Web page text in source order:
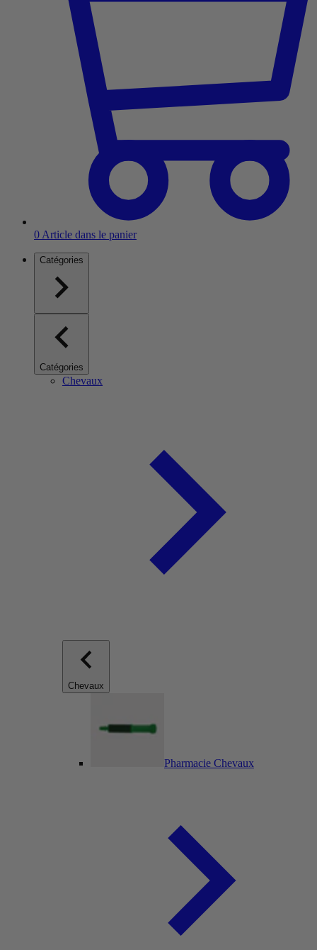
0 Article dans le panier
Catégories
Catégories
Chevaux
Chevaux
Pharmacie Chevaux